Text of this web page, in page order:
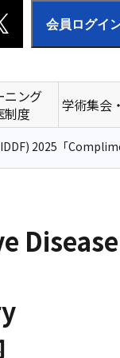
会員ログイ
ニング
制度
学術集会
2025「
Disease